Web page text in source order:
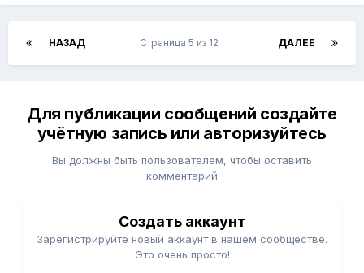
НАЗАД ДАЛЕЕ
Страница 5 из 12
Для публикации сообщений создайте
учётную запись или авторизуйтесь
Вы должны быть пользователем, чтобы оставить
комментарий
Создать аккаунт
Зарегистрируйте новый аккаунт в нашем сообществе.
Это очень просто!